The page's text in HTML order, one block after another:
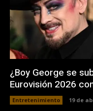
¿Boy George se
Eurovisión 2026
Entretenimiento 19 de